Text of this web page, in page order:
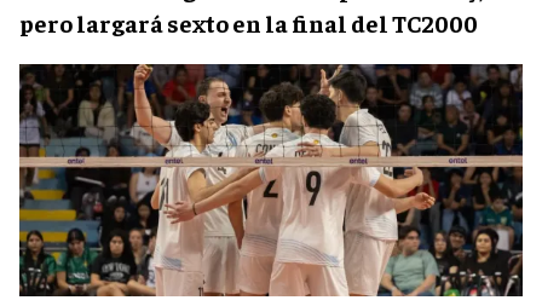
pero largará sexto en la final del TC2000